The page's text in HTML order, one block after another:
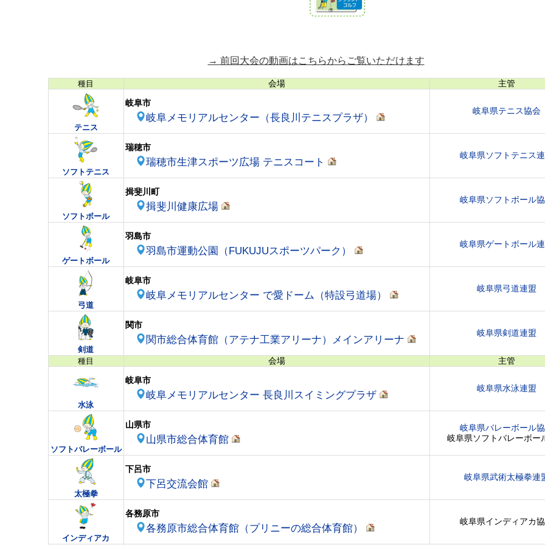
→ 前回大会の動画はこちらからご覧いただけます
種目 会場 主管
テニス
岐阜市
岐阜メモリアルセンター（長良川テニスプラザ）
岐阜県テニス協会
ソフトテニス
瑞穂市
瑞穂市生津スポーツ広場 テニスコート
岐阜県ソフトテニス
ソフトボール
揖斐川町
揖斐川健康広場
岐阜県ソフトボール
ゲートボール
羽島市
羽島市運動公園（FUKUJUスポーツパーク）
岐阜県ゲートボール
弓道
岐阜市
岐阜メモリアルセンター で愛ドーム（特設弓道場）
岐阜県弓道連盟
剣道
関市
関市総合体育館（アテナ工業アリーナ）メインアリーナ
岐阜県剣道連盟
種目 会場 主管
水泳
岐阜市
岐阜メモリアルセンター 長良川スイミングプラザ
岐阜県水泳連盟
ソフトバレーボール
山県市
山県市総合体育館
岐阜県バレーボール
岐阜県ソフトバレーボー
太極拳
下呂市
下呂交流会館
岐阜県武術太極拳連
インディアカ
各務原市
各務原市総合体育館（プリニーの総合体育館）
岐阜県インディアカ